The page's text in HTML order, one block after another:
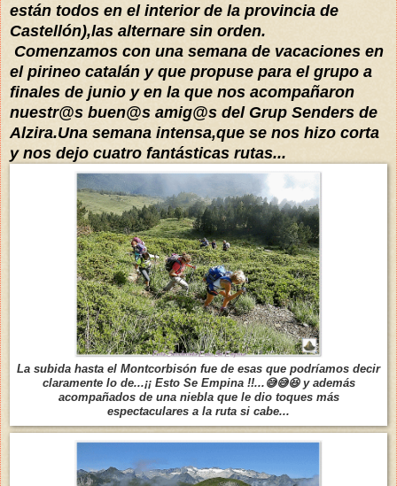
están todos en el interior de la provincia de
Castellón),las alternare sin orden.
Comenzamos con una semana de vacaciones en
el pirineo catalán y que propuse para el grupo a
finales de junio y en la que nos acompañaron
nuestr@s buen@s amig@s del Grup Senders de
Alzira.Una semana intensa,que se nos hizo corta
y nos dejo cuatro fantásticas rutas...
La subida hasta el Montcorbisón fue de esas que podríamos decir
claramente lo de...¡¡ Esto Se Empina !!...😅😅😆 y además
acompañados de una niebla que le dio toques más
espectaculares a la ruta si cabe...